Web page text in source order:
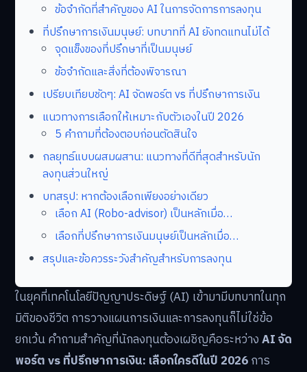
ข้อจำกัดที่สำคัญของ AI ในการจัดการการลงทุน
ที่ปรึกษาการเงินมนุษย์: บทบาทที่ AI ยังทดแทนไม่ได้
จุดแข็งของที่ปรึกษาที่เป็นมนุษย์
ข้อจำกัดและสิ่งที่ต้องพิจารณา
เปรียบเทียบชัดๆ: AI จัดพอร์ต vs ที่ปรึกษาการเงิน
แนวทางการเลือกให้เหมาะกับตัวเองในปี 2026
5 คำถามที่ต้องตอบก่อนตัดสินใจ
กลยุทธ์แบบผสมผสาน: แนวทางที่ดีที่สุดสำหรับนัก
ลงทุนส่วนใหญ่
บทสรุป: หากต้องเลือกเพียงอย่างเดียว
เลือก AI (Robo-advisor) เป็นหลักเมื่อ…
เลือกที่ปรึกษาการเงินมนุษย์เป็นหลักเมื่อ…
สรุปและข้อควรระวังสำคัญสำหรับการลงทุน
ในยุคที่เทคโนโลยีปัญญาประดิษฐ์ (AI) เข้ามามีบทบาทในทุก
มิติของชีวิต การวางแผนการเงินและการลงทุนก็ไม่ใช่ข้อ
ยกเว้น คำถามสำคัญที่นักลงทุนต้องเผชิญคือระหว่างAI จัด
พอร์ต vs ที่ปรึกษาการเงิน: เลือกใครดีในปี 2026การ